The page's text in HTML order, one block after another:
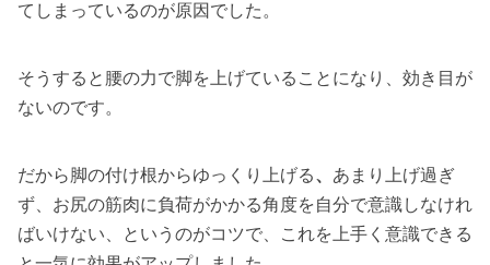
てしまっているのが原因でした。
そうすると腰の力で脚を上げていることになり、効き目が
ないのです。
だから脚の付け根からゆっくり上げる、 あまり上げ過ぎ
ず、お尻の筋肉に負荷がかかる角度を自分で意識しなけれ
ばいけない、というのがコツで、これを上手く意識できる